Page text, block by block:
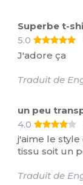
Superbe t-
5.0
J'adore ça
Traduit de
un peu
4.0
j'aime le style
tissu soit un
Traduit de